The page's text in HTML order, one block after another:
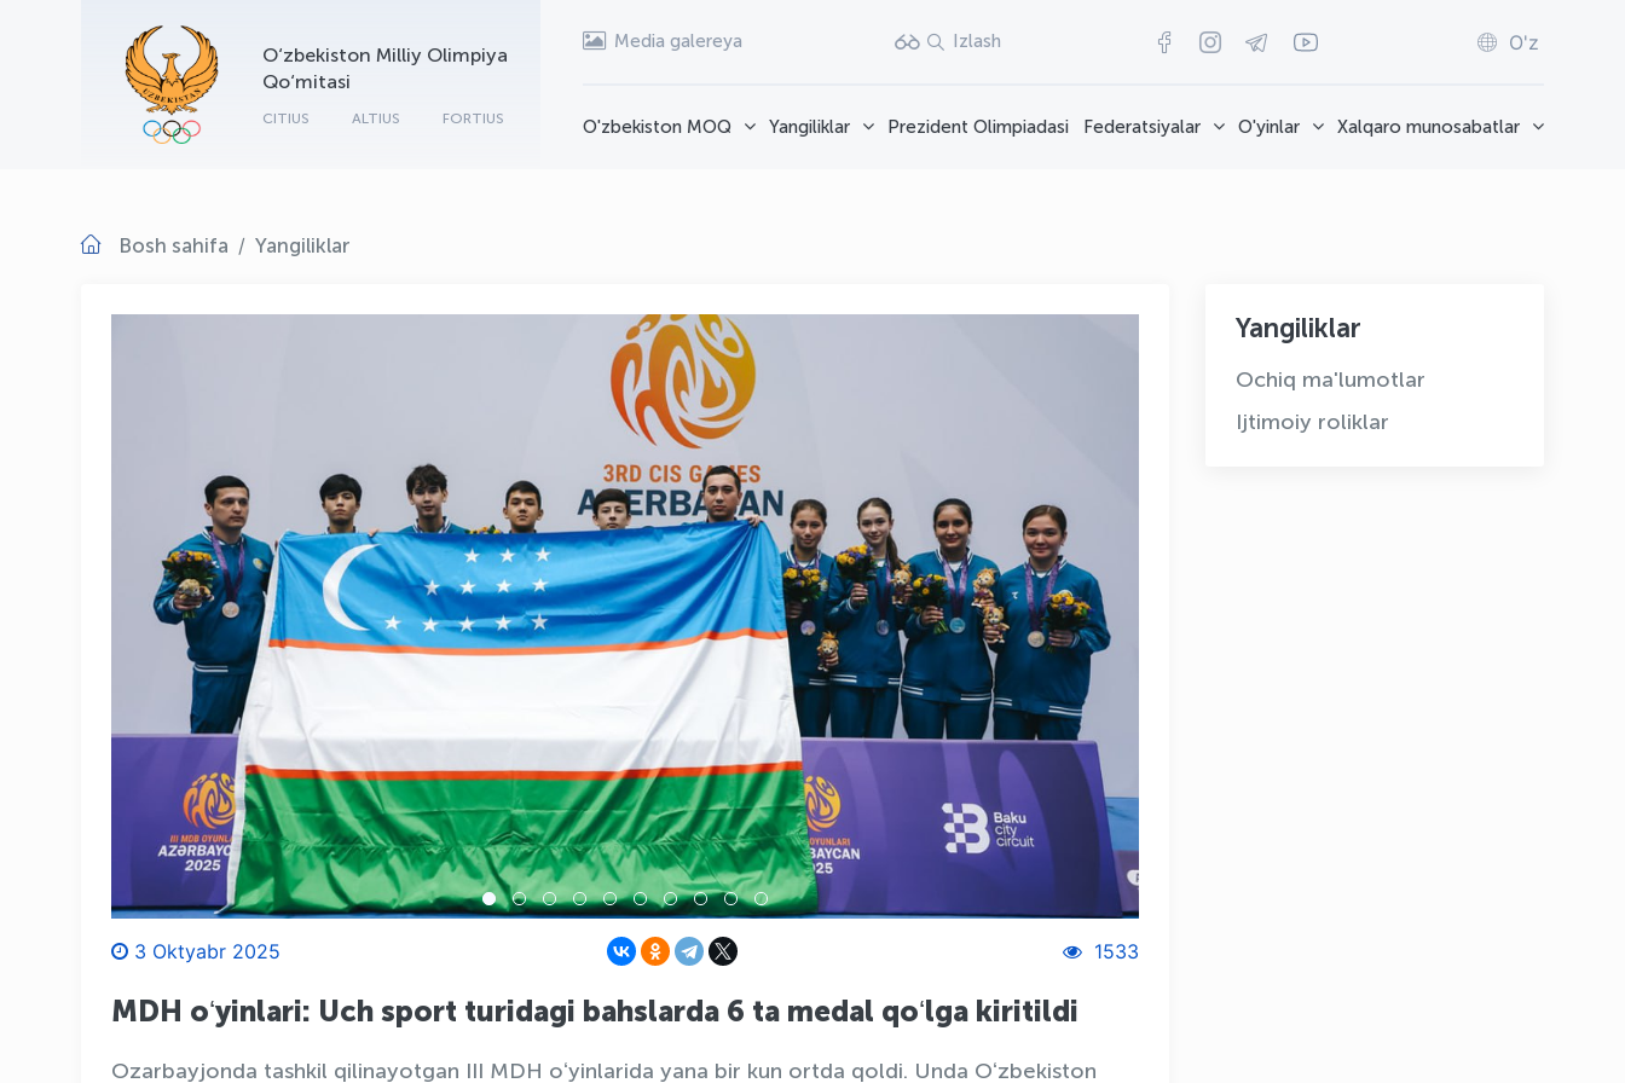
O‘zbekiston Milliy Olimpiya
Qo‘mitasi
CITIUS ALTIUS FORTIUS
Media galereya Izlash O'z
O'zbekiston MOQ Yangiliklar Prezident Olimpiadasi Federatsiyalar O'yinlar Xalqaro munosabatlar
Bosh sahifa Yangiliklar
3 Oktyabr 2025 1533
MDH oʻyinlari: Uch sport turidagi bahslarda 6 ta medal qoʻlga kiritildi
Ozarbayjonda tashkil qilinayotgan III MDH oʻyinlarida yana bir kun ortda qoldi. Unda Oʻzbekiston
Yangiliklar
Ochiq ma'lumotlar
Ijtimoiy roliklar